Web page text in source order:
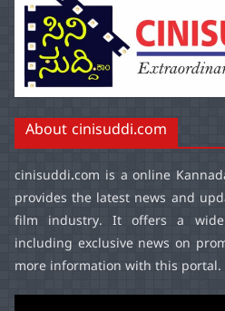
About cinisuddi.com
cinisuddi.com is a online
provides the latest news and
film industry. It offers a
including exclusive news on
more information with this portal.